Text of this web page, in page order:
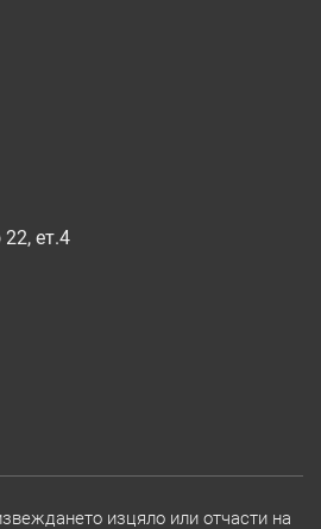
ет.4
изцяло или отчасти на